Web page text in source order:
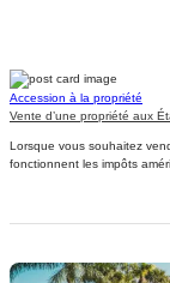
Accession à la propriété
Vente d’une propriété aux
Lorsque vous souhaitez
fonctionnent les impôts